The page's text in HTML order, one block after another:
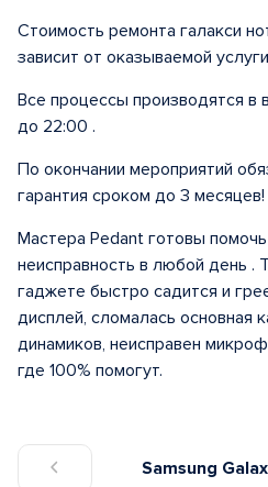
Samsung
Стоимость ремонта галакси
зависит от оказываемой
Все процессы производятся в
до 22:00 .
По окончании мероприятий
гарантия сроком до 3 месяцев!
Мастера Pedant готовы помочь
неисправность в любой день .
гаджете быстро садится и
дисплей, сломалась основная
динамиков, неисправен
где 100% помогут.